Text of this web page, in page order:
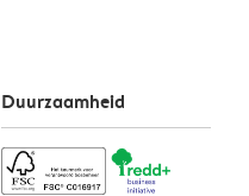
Duurzaamheid